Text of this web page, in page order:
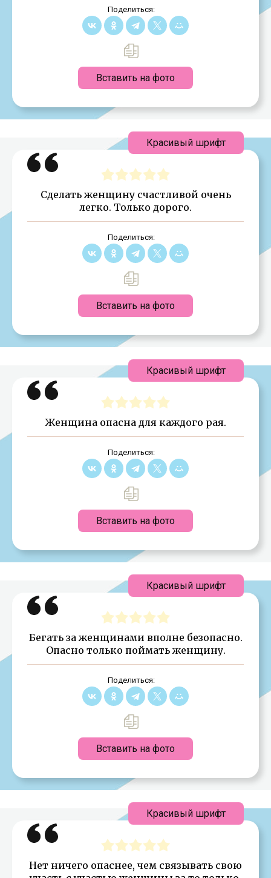
Поделиться:
Вставить на фото
Сделать женщину счастливой очень
легко. Только дорого.
Поделиться:
Вставить на фото
Красивый шрифт
Женщина опасна для каждого рая.
Поделиться:
Вставить на фото
Красивый шрифт
Бегать за женщинами вполне безопасно.
Опасно только поймать женщину.
Поделиться:
Вставить на фото
Красивый шрифт
Нет ничего опаснее, чем связывать свою
Красивый шрифт